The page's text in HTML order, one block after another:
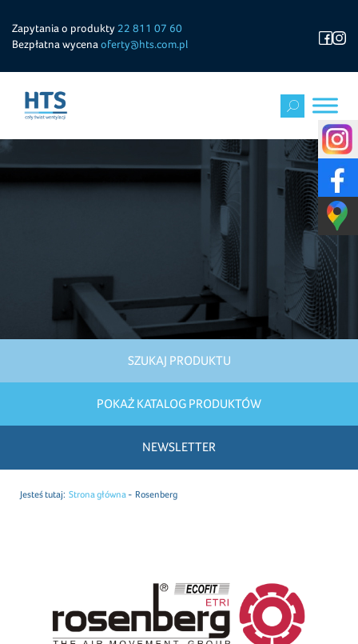
Zapytania o produkty 22 811 07 60
Bezpłatna wycena oferty@hts.com.pl
SZUKAJ PRODUKTU
POKAŻ KATALOG PRODUKTÓW
NEWSLETTER
Jesteś tutaj: Strona główna Rosenberg